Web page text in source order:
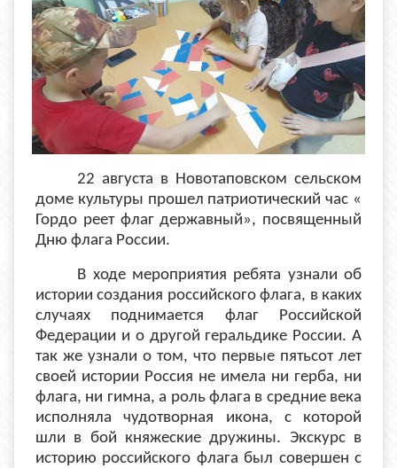
22 августа в Новотаповском сельском
доме культуры прошел патриотический час «
Гордо реет флаг державный», посвященный
Дню флага России.
В ходе мероприятия ребята узнали об
истории создания российского флага, в каких
случаях поднимается флаг Российской
Федерации и о другой геральдике России. А
так же узнали о том, что первые пятьсот лет
своей истории Россия не имела ни герба, ни
флага, ни гимна, а роль флага в средние века
исполняла чудотворная икона, с которой
шли в бой княжеские дружины. Экскурс в
историю российского флага был совершен с